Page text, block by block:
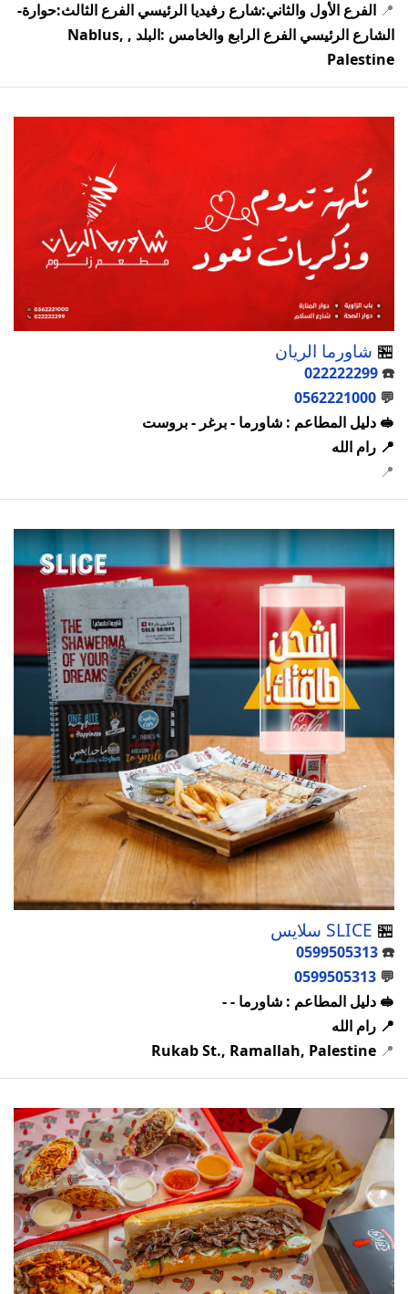
📍 الفرع الأول والثاني:شارع رفيديا الرئيسي الفرع الثالث:حوارة-
الشارع الرئيسي الفرع الرابع والخامس :البلد , Nablus,
Palestine
🏪 شاورما الريان
☎️
022222299
💬
0562221000
🥪 دليل المطاعم : شاورما - برغر - بروست
📍 رام الله
📍
🏪 SLICE سلايس
☎️
0599505313
💬
0599505313
🥪 دليل المطاعم : شاورما - -
📍 رام الله
📍
Rukab St., Ramallah, Palestine